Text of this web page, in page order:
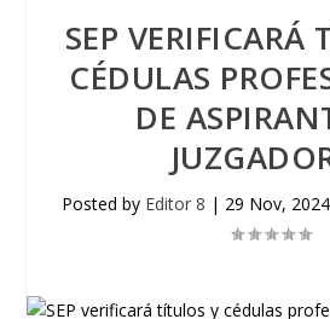
SEP VERIFICARÁ
CÉDULAS
DE
Posted by Editor 8 | 29 Nov, 2024